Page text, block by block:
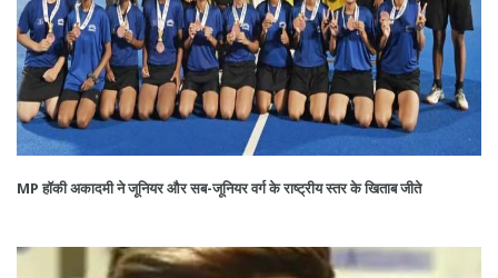
MP हॉकी अकादमी ने जूनियर और सब-जूनियर वर्ग के राष्ट्रीय स्तर के खिताब जीते